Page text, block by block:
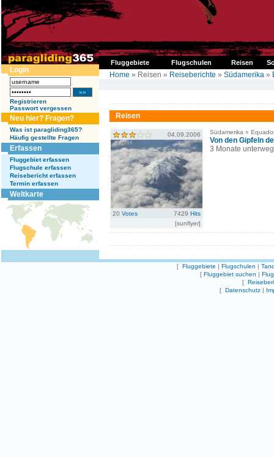
Fluggebiete Flugschulen Reisen
Login
Registrieren
Passwort vergessen
Neu hier? Fragen?
Was ist paragliding365?
Häufig gestellte Fragen
Erfassen
Fluggebiet erfassen
Flugschule erfassen
Reisebericht erfassen
Termin erfassen
Weltkarte
Home » Reisen » Reiseberichte » Südamerika »
Reisen
04.09.2006
20 Votes 7429 Hits
[sunflyer]
Südamerika »
Von den Gipfeln
3 Monate
[ Fluggebiete | Flugschulen |
[ Fluggebiet suchen |
[
[ Datenschutz |